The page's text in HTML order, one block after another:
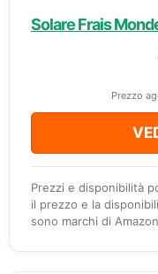
Solare Frais
Prezzo
Prezzi e disponibilità
il prezzo e la
sono marchi di